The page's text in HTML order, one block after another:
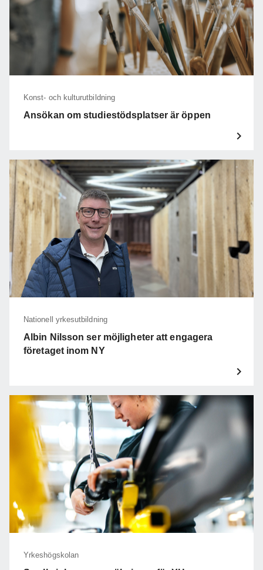
Konst- och kulturutbildning
Ansökan om studiestödsplatser är öppen
Nationell yrkesutbildning
Albin Nilsson ser möjligheter att engagera
företaget inom NY
Yrkeshögskolan